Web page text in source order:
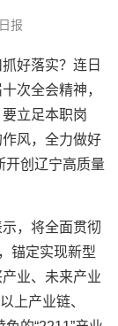
报
好落实？连日
次全会精神，
立足本职岗
风，全力做好
开创辽宁高质量
，将全面贯彻
锚定实现新型
业、未来产业
上产业链、